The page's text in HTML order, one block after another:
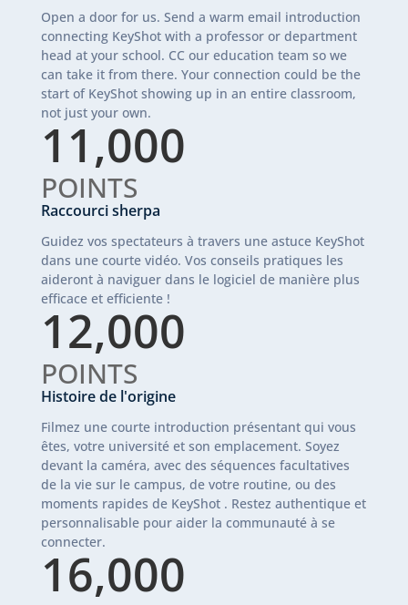
Open a door for us. Send a warm email introduction
connecting KeyShot with a professor or department
head at your school. CC our education team so we
can take it from there. Your connection could be the
start of KeyShot showing up in an entire classroom,
not just your own.
11,000
POINTS
Raccourci sherpa
Guidez vos spectateurs à travers une astuce KeyShot
dans une courte vidéo. Vos conseils pratiques les
aideront à naviguer dans le logiciel de manière plus
efficace et efficiente !
12,000
POINTS
Histoire de l'origine
Filmez une courte introduction présentant qui vous
êtes, votre université et son emplacement. Soyez
devant la caméra, avec des séquences facultatives
de la vie sur le campus, de votre routine, ou des
moments rapides de KeyShot . Restez authentique et
personnalisable pour aider la communauté à se
connecter.
16,000